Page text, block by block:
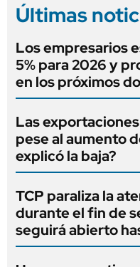
Últimas
Los empresarios
5% para 2026 y
en los próximos
Las
pese al aumento
explicó la baja?
TCP paraliza la
durante el fin de
seguirá abierto